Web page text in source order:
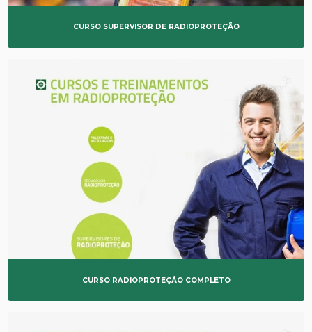
CURSO SUPERVISOR DE RADIOPROTEÇÃO
CURSO RADIOPROTEÇÃO COMPLETO